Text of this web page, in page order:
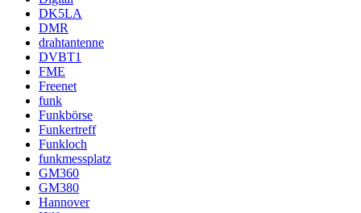
DK5LA
DMR
drahtantenne
DVBT1
FME
Freenet
funk
Funkbörse
Funkertreff
Funkloch
funkmessplatz
GM360
GM380
Hannover